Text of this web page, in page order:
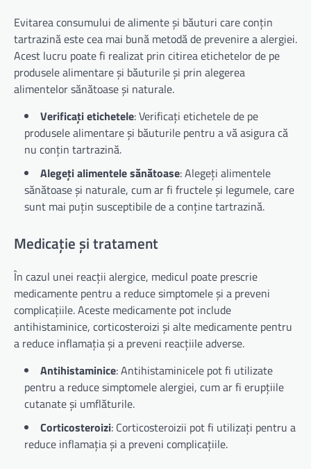
Evitarea consumului de alimente și băuturi care conțin
tartrazină este cea mai bună metodă de prevenire a alergiei.
Acest lucru poate fi realizat prin citirea etichetelor de pe
produsele alimentare și băuturile și prin alegerea
alimentelor sănătoase și naturale.
Verificați etichetele: Verificați etichetele de pe
produsele alimentare și băuturile pentru a vă asigura că
nu conțin tartrazină.
Alegeți alimentele sănătoase: Alegeți alimentele
sănătoase și naturale, cum ar fi fructele și legumele, care
sunt mai puțin susceptibile de a conține tartrazină.
Medicație și tratament
În cazul unei reacții alergice, medicul poate prescrie
medicamente pentru a reduce simptomele și a preveni
complicațiile. Aceste medicamente pot include
antihistaminice, corticosteroizi și alte medicamente pentru
a reduce inflamația și a preveni reacțiile adverse.
Antihistaminice: Antihistaminicele pot fi utilizate
pentru a reduce simptomele alergiei, cum ar fi erupțiile
cutanate și umflăturile.
Corticosteroizi: Corticosteroizii pot fi utilizați pentru a
reduce inflamația și a preveni complicațiile.